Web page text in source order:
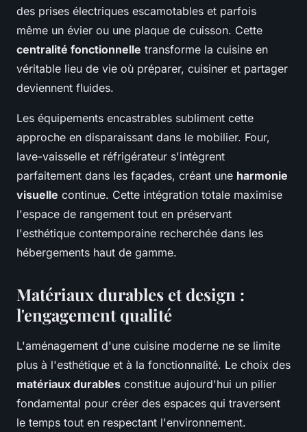
des prises électriques escamotables et parfois
même un évier ou une plaque de cuisson. Cette
centralité fonctionnelle transforme la cuisine en
véritable lieu de vie où préparer, cuisiner et partager
deviennent fluides.
Les équipements encastrables subliment cette
approche en disparaissant dans le mobilier. Four,
lave-vaisselle et réfrigérateur s'intègrent
parfaitement dans les façades, créant une harmonie
visuelle continue. Cette intégration totale maximise
l'espace de rangement tout en préservant
l'esthétique contemporaine recherchée dans les
hébergements haut de gamme.
Matériaux durables et design :
l'engagement qualité
L'aménagement d'une cuisine moderne ne se limite
plus à l'esthétique et à la fonctionnalité. Le choix des
matériaux durables constitue aujourd'hui un pilier
fondamental pour créer des espaces qui traversent
le temps tout en respectant l'environnement.